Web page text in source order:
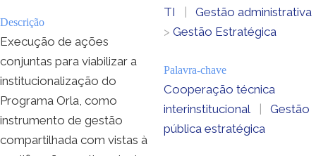
Descrição
Execução de ações
conjuntas para viabilizar a
institucionalização do
Programa Orla, como
instrumento de gestão
compartilhada com vistas à
TI
|
Gestão administrativa
> Gestão Estratégica
Palavra-chave
Cooperação técnica
interinstitucional
|
Gestão
pública estratégica